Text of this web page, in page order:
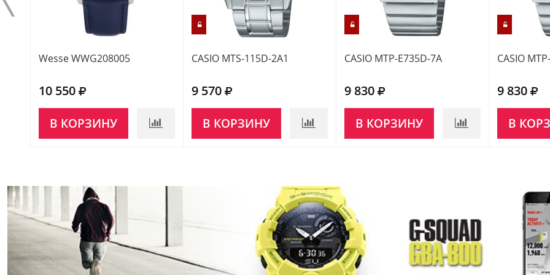
Wesse WWG208005
10 550
В КОРЗИНУ
CASIO MTS-115D-2A1
9 570
В КОРЗИНУ
CASIO MTP-E735D-7A
9 830
В КОРЗИНУ
CASIO
9 830
В